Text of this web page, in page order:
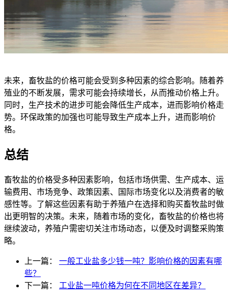
未来，畜牧盐的价格可能会受到多种因素的综合影响。随着养
殖业的不断发展，需求可能会持续增长，从而推动价格上升。
同时，生产技术的进步可能会降低生产成本，进而影响价格走
势。环保政策的加强也可能导致生产成本上升，进而影响价
格。
总结
畜牧盐的价格受多种因素影响，包括市场供需、生产成本、运
输费用、市场竞争、政策因素、国际市场变化以及消费者的敏
感性等。了解这些因素有助于养殖户在选择和购买畜牧盐时做
出更明智的决策。未来，随着市场的变化，畜牧盐的价格也将
继续波动，养殖户需密切关注市场动态，以便及时调整采购策
略。
上一篇： 一般工业盐多少钱一吨？影响价格的因素有哪
些？
下一篇： 工业盐一吨价格为何在不同地区在差异？